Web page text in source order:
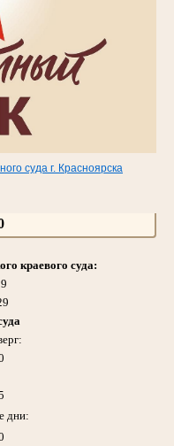
суда г. Красноярска
краевого суда:
дни: